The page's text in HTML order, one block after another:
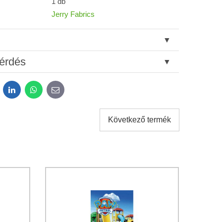
Jerry Fabrics
feltételeit.*
LinkedInWhatsApp
E-
mail
Következő termék